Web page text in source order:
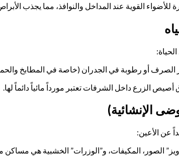
القوية عند المداخل والنوافذ، مما يجذب
أو رطوبة في الجدران (خاصة في المطابخ
الزرع داخل الشرفات تعتبر مورداً مائياً دائماً لها.
عن الأعين:
الصور، المكيفات، و”الوزرات” الخشبية هي مساكن